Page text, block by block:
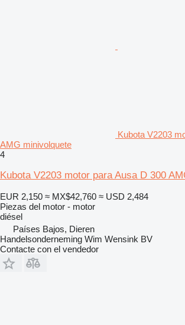
Kubota V2203
AMG minivolquete
4
Kubota V2203 motor para Ausa D 300
EUR 2,150 ≈ MX$42,760 ≈ USD 2,484
Piezas del motor - motor
diésel
Países Bajos, Dieren
Handelsonderneming Wim Wensink BV
Contacte con el vendedor